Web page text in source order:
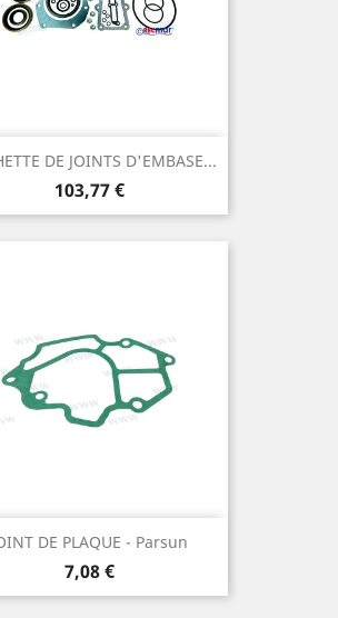
DE JOINTS D'EMBASE...
Prix
103,77 €
DE PLAQUE - Parsun
Prix
7,08 €